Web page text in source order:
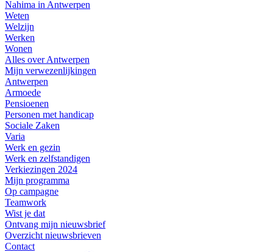
Nahima in Antwerpen
Weten
Welzijn
Werken
Wonen
Alles over Antwerpen
Mijn verwezenlijkingen
Antwerpen
Armoede
Pensioenen
Personen met handicap
Sociale Zaken
Varia
Werk en gezin
Werk en zelfstandigen
Verkiezingen 2024
Mijn programma
Op campagne
Teamwork
Wist je dat
Ontvang mijn nieuwsbrief
Overzicht nieuwsbrieven
Contact